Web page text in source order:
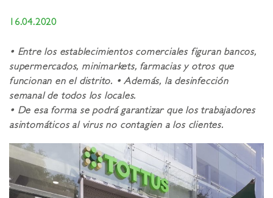
16.04.2020
• Entre los establecimientos comerciales figuran bancos,
supermercados, minimarkets, farmacias y otros que
funcionan en el distrito. • Además, la desinfección
semanal de todos los locales.
• De esa forma se podrá garantizar que los trabajadores
asintomáticos al virus no contagien a los clientes.